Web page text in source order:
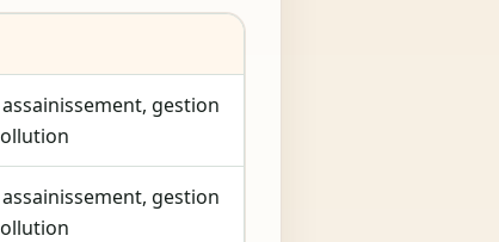
gestion
gestion